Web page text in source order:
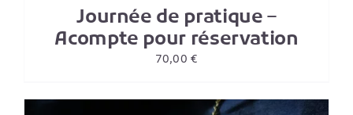
Journée de pratique –
Acompte pour réservation
70,00€